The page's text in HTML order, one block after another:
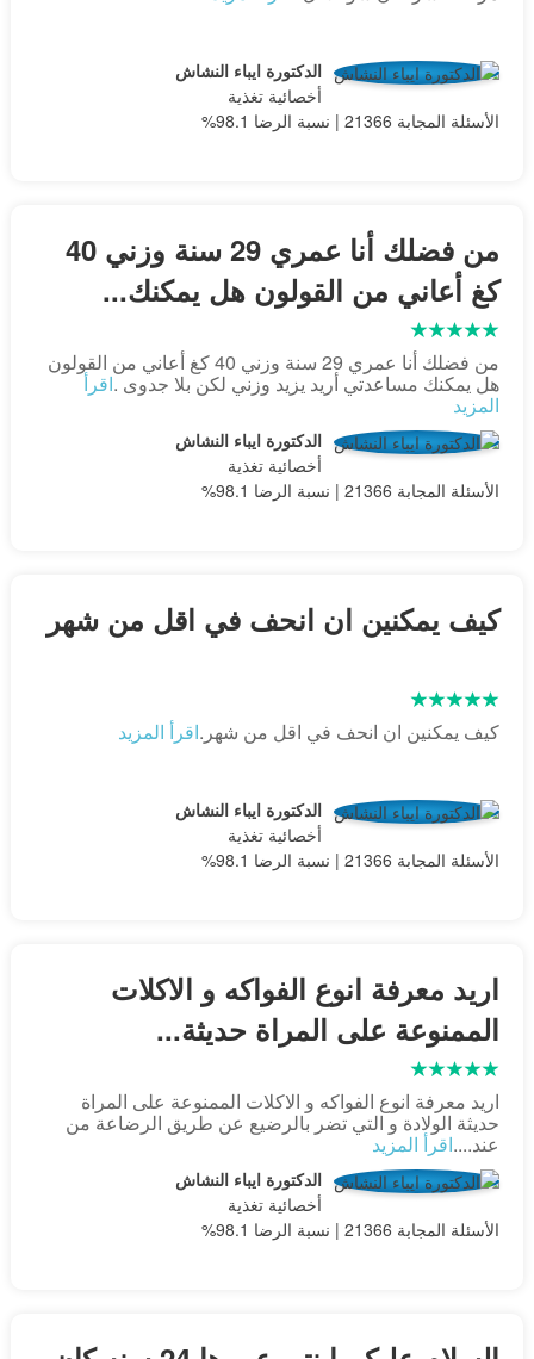
الدكتورة ايباء النشاش
أخصائية تغذية
الأسئلة المجابة 21366 | نسبة الرضا 98.1%
من فضلك أنا عمري 29 سنة وزني 40
كغ أعاني من القولون هل يمكنك...
من فضلك أنا عمري 29 سنة وزني 40 كغ أعاني من القولون
هل يمكنك مساعدتي أريد يزيد وزني لكن بلا جدوى .اقرأ
المزيد
الدكتورة ايباء النشاش
أخصائية تغذية
الأسئلة المجابة 21366 | نسبة الرضا 98.1%
كيف يمكنين ان انحف في اقل من شهر
كيف يمكنين ان انحف في اقل من شهر.اقرأ المزيد
الدكتورة ايباء النشاش
أخصائية تغذية
الأسئلة المجابة 21366 | نسبة الرضا 98.1%
اريد معرفة انوع الفواكه و الاكلات
الممنوعة على المراة حديثة...
اريد معرفة انوع الفواكه و الاكلات الممنوعة على المراة
حديثة الولادة و التي تضر بالرضيع عن طريق الرضاعة من
عند....اقرأ المزيد
الدكتورة ايباء النشاش
أخصائية تغذية
الأسئلة المجابة 21366 | نسبة الرضا 98.1%